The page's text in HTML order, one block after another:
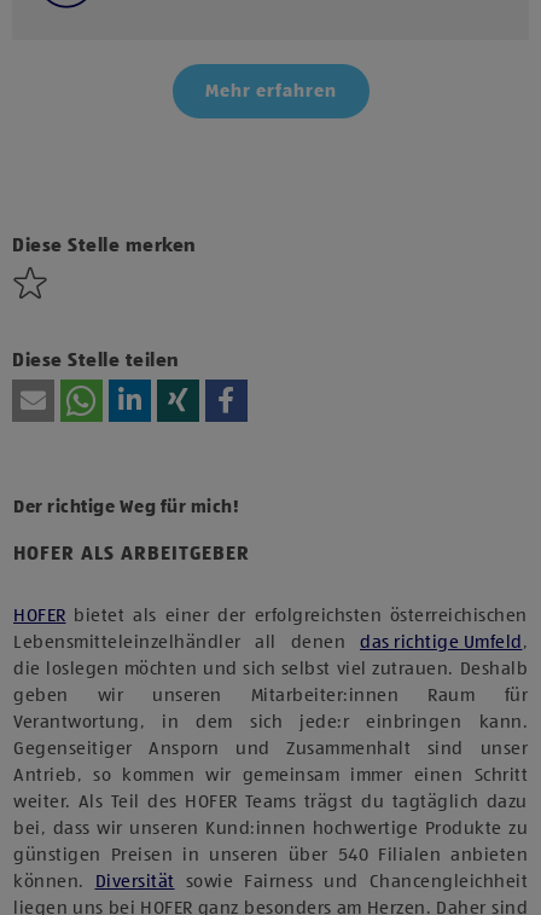
Mehr erfahren
Diese Stelle merken
Diese Stelle teilen
HOFER ALS ARBEITGEBER
Der richtige Weg für mich!
HOFER bietet als einer der erfolgreichsten österreichischen
Lebensmitteleinzelhändler all denen das richtige Umfeld ,
die loslegen möchten und sich selbst viel zutrauen. Deshalb
geben wir unseren Mitarbeiter:innen Raum für
Verantwortung, in dem sich jede:r einbringen kann.
Gegenseitiger Ansporn und Zusammenhalt sind unser
Antrieb, so kommen wir gemeinsam immer einen Schritt
weiter. Als Teil des HOFER Teams trägst du tagtäglich dazu
bei, dass wir unseren Kund:innen hochwertige Produkte zu
günstigen Preisen in unseren über 540 Filialen anbieten
können. Diversität sowie Fairness und Chancengleichheit
liegen uns bei HOFER ganz besonders am Herzen. Daher sind